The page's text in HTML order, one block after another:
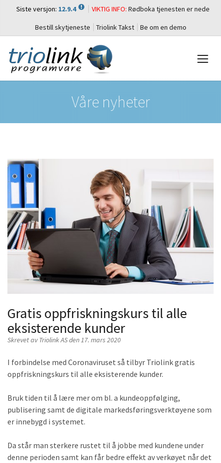
Siste versjon: 12.9.4 VIKTIG INFO: Rødboka tjenesten er nede
Bestill skytjeneste Triolink Takst Be om en demo
Våre nyheter
Gratis oppfriskningskurs til alle
eksisterende kunder
Skrevet avTriolink ASden 17. mars 2020
I forbindelse med Coronaviruset så tilbyr Triolink gratis
oppfriskningskurs til alle eksisterende kunder.
Bruk tiden til å lære mer om bl. a kundeoppfølging,
publisering samt de digitale markedsføringsverktøyene som
er innebygd i systemet.
Da står man sterkere rustet til å jobbe med kundene under
denne perioden samt kan får bedre effekt av verkøyet når det